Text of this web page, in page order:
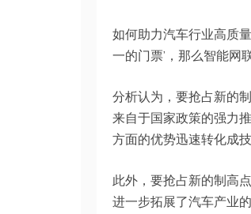
如何助力汽车行业高质
一的门票’，那么智能网
分析认为，要抢占新的
来自于国家政策的强力
方面的优势迅速转化成技
此外，要抢占新的制高
进一步拓展了汽车产业